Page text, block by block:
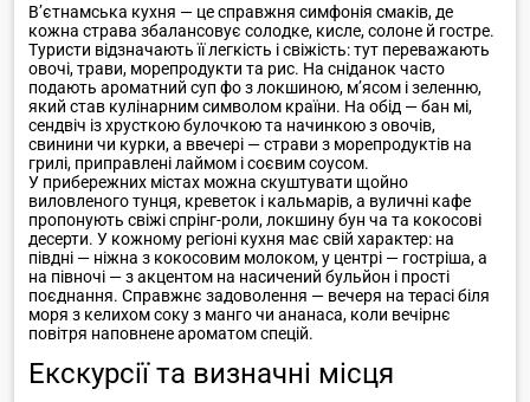
В’єтнамська кухня — це справжня симфонія смаків, де
кожна страва збалансовує солодке, кисле, солоне й гостре.
Туристи відзначають її легкість і свіжість: тут переважають
овочі, трави, морепродукти та рис. На сніданок часто
подають ароматний суп фо з локшиною, м’ясом і зеленню,
який став кулінарним символом країни. На обід — бан мі,
сендвіч із хрусткою булочкою та начинкою з овочів,
свинини чи курки, а ввечері — страви з морепродуктів на
грилі, приправлені лаймом і соєвим соусом.
У прибережних містах можна скуштувати щойно
виловленого тунця, креветок і кальмарів, а вуличні кафе
пропонують свіжі спрінг-роли, локшину бун ча та кокосові
десерти. У кожному регіоні кухня має свій характер: на
півдні — ніжна з кокосовим молоком, у центрі — гостріша, а
на півночі — з акцентом на насичений бульйон і прості
поєднання. Справжнє задоволення — вечеря на терасі біля
моря з келихом соку з манго чи ананаса, коли вечірнє
повітря наповнене ароматом спецій.
Екскурсії та визначні місця